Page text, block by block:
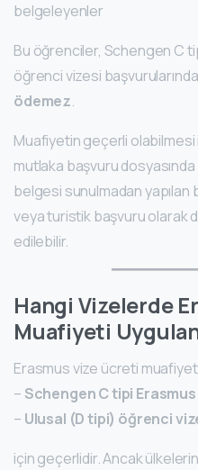
belgeleyenler
Bu öğrenciler, Schengen C
öğrenci vizesi başvurularında
ödemez.
Muafiyetin geçerli
mutlaka başvuru
belgesi sunulmadan
veya turistik başvuru olarak
edilebilir.
Hangi Vizelerde
Muafiyeti
Erasmus vize ücreti
– Schengen C tipi
– Ulusal (D tipi) öğrenci
için geçerlidir. Ancak